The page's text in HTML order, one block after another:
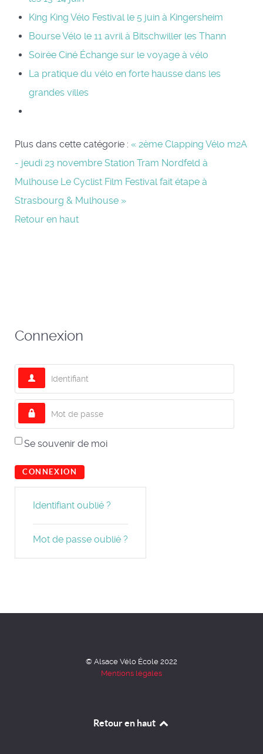
King King Vélo Festival le 5 juin à Kingersheim
Bourse Vélo le 11 avril à Bitschwiller les Thann
Soirée Ciné Échange sur le voyage à vélo
La pratique du vélo en forte hausse dans les
grandes villes
Plus dans cette catégorie : « 2ème Clapping Vélo m2A
- jeudi 23 novembre Station Tram Nordfeld à
Mulhouse Le Cyclist Film Festival fait étape à
Strasbourg & Mulhouse »
Retour en haut
Connexion
Identifiant
Se souvenir de moi
CONNEXION
Identifiant oublié ?
Mot de passe oublié ?
© Alsace Vélo École 2022
Mentions légales
Retour en haut